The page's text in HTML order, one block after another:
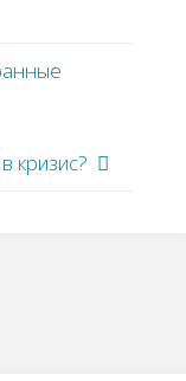
кризис?